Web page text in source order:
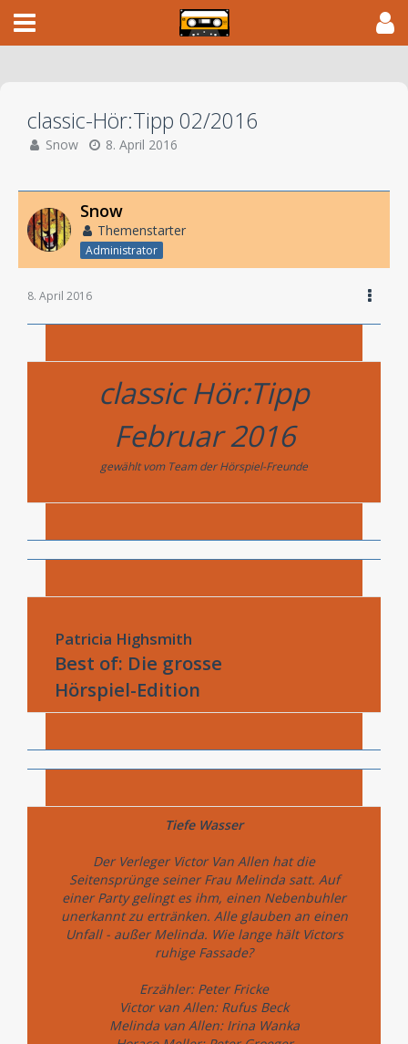
classic-Hör:Tipp 02/2016
Snow 8. April 2016
Snow
Themenstarter
Administrator
8. April 2016
classic Hör:Tipp
Februar 2016
gewählt vom Team der Hörspiel-Freunde
Patricia Highsmith
Best of: Die grosse
Hörspiel-Edition
Tiefe Wasser
Der Verleger Victor Van Allen hat die
Seitensprünge seiner Frau Melinda satt. Auf
einer Party gelingt es ihm, einen Nebenbuhler
unerkannt zu ertränken. Alle glauben an einen
Unfall - außer Melinda. Wie lange hält Victors
ruhige Fassade?
Erzähler: Peter Fricke
Victor van Allen: Rufus Beck
Melinda van Allen: Irina Wanka